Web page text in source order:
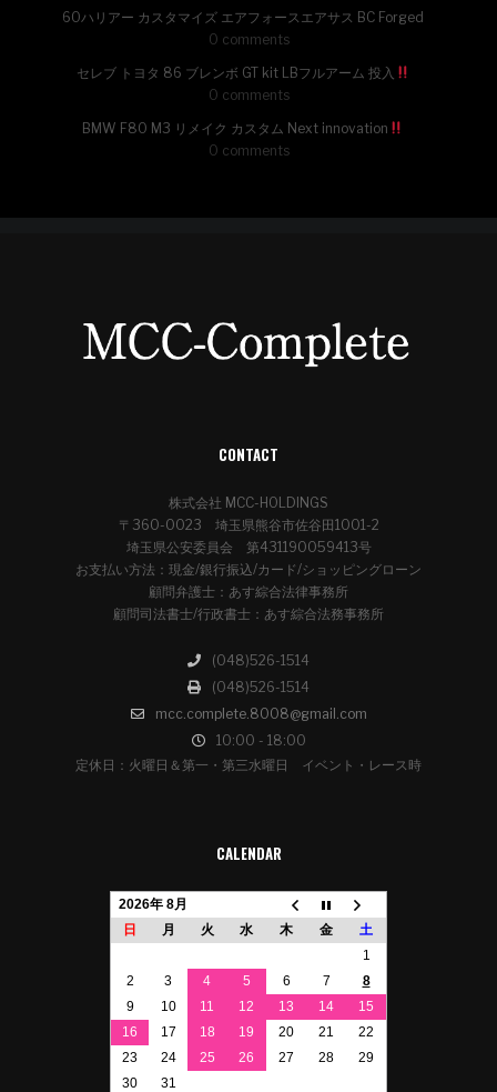
60ハリアー カスタマイズ エアフォースエアサス BC Forged
0 comments
セレブ トヨタ 86 ブレンボ GT kit LBフルアーム 投入
0 comments
BMW F80 M3 リメイク カスタム Next innovation
0 comments
CONTACT
株式会社 MCC-HOLDINGS
〒360-0023 埼玉県熊谷市佐谷田1001-2
埼玉県公安委員会 第431190059413号
お支払い方法：現金/銀行振込/カード/ショッピングローン
顧問弁護士：あす綜合法律事務所
顧問司法書士/行政書士：あす綜合法務事務所
(048)526-1514
(048)526-1514
mcc.complete.8008@gmail.com
10:00 - 18:00
定休日：火曜日＆第一・第三水曜日 イベント・レース時
CALENDAR
2026年 8月
日
月 火 水 木 金
土
1
2
3 4 5 6 7
8
9
10 11 12 13 14
15
16
17 18 19 20 21
22
23
24 25 26 27 28
29
30
31